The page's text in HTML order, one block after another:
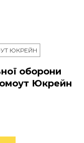
ЮКРЕЙН
оборони
Юкрейн